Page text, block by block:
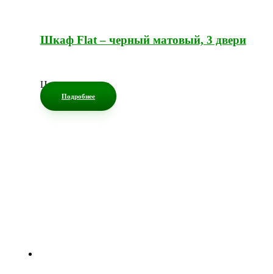
Шкаф Flat – черный матовый, 3 двери
Цена по запросу
Подробнее